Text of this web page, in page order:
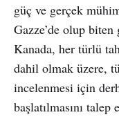
güç ve gerçek
Gazze’de olup
Kanada, her türlü
dahil olmak üzere,
incelenmesi için
başlatılmasını talep